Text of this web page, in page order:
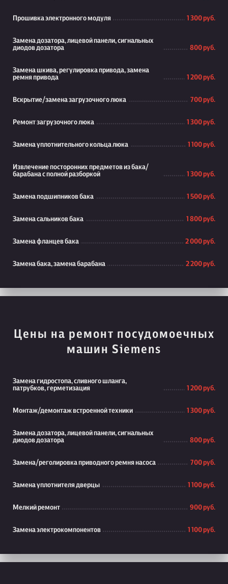
Прошивка электронного модуля 1 300 руб.
Замена дозатора, лицевой панели, сигнальных
диодов дозатора
800 руб.
Замена шкива, регулировка привода, замена
ремня привода
1 200 руб.
Вскрытие/замена загрузочного люка 700 руб.
Ремонт загрузочного люка 1 300 руб.
Замена уплотнительного кольца люка 1 100 руб.
Извлечение посторонних предметов из бака/
барабана с полной разборкой
1 300 руб.
Замена подшипников бака 1 500 руб.
Замена сальников бака 1 800 руб.
Замена фланцев бака 2 000 руб.
Замена бака, замена барабана 2 200 руб.
Цены на ремонт посудомоечных
машин Siemens
Замена гидростопа, сливного шланга,
патрубков, герметизация
1 200 руб.
Монтаж/демонтаж встроенной техники 1 300 руб.
Замена дозатора, лицевой панели, сигнальных
диодов дозатора
800 руб.
Замена/реголировка приводного ремня насоса 700 руб.
Замена уплотнителя дверцы 1 100 руб.
Мелкий ремонт 900 руб.
Замена электрокомпонентов 1 100 руб.